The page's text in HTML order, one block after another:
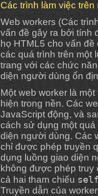
Các trình làm việc
Web workers (Các
vấn đề gây ra bởi tính
họ HTML5 cho vấn
các quá trình trên một
trang với các chức
diện người dùng ổn
Một web worker là
hiện trong nền. Các
JavaScript động, và
cách sử dụng một
diện người dùng. Các
chỉ được phép truyền
dụng luồng giao diện
không được phép truy
cả hai tham chiếu
Truyền dẫn của